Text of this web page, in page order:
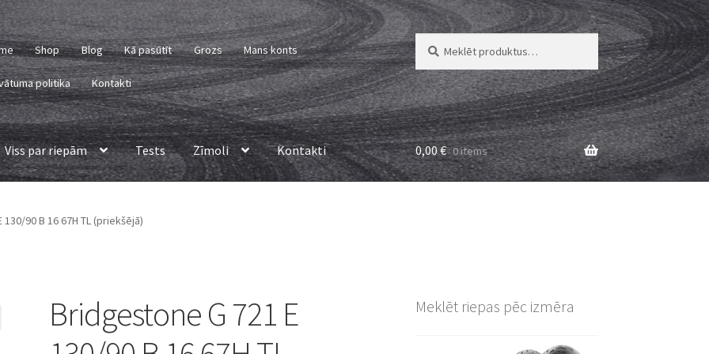
Shop Blog Kā pasūtīt Grozs Mans konts
politika Kontakti
Meklēt:
Meklēt
Viss par riepām Tests Zīmoli Kontakti 0,00€ 0 items
90 B 16 67H TL (priekšējā)
Bridgestone G 721 E
Meklēt riepas pēc izmēra